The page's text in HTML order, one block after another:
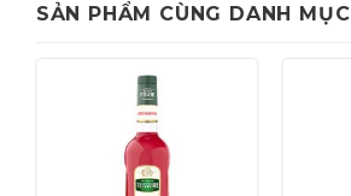
SẢN PHẨM CÙNG DANH MỤC